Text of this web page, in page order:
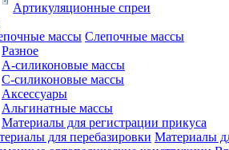
Артикуляционные спреи
Слепочные массы
Разное
А-силиконовые массы
С-силиконовые массы
Аксессуары
Альгинатные массы
Материалы для регистрации прикуса
Материалы